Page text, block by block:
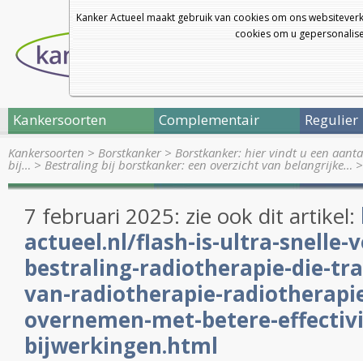
Kanker Actueel maakt gebruik van cookies om ons
cookies om u
Kankersoorten Complementair Regulier
Kankersoorten > Borstkanker> Borstkanker: hier vindt u een
bij… > Bestraling bij borstkanker: een overzicht van belangrijke…
7 februari 2025: zie ook dit artikel:
actueel.nl/flash-is-ultra-snelle-
bestraling-radiotherapie-die-
van-radiotherapie-
overnemen-met-betere-
bijwerkingen.html